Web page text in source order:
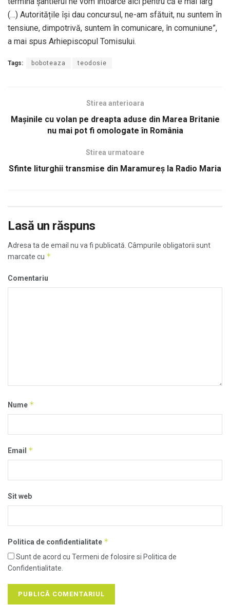
(…) Autoritățile își dau concursul, ne-am sfătuit, nu suntem în
tensiune, dimpotrivă, suntem în comunicare, în comuniune”,
a mai spus Arhiepiscopul Tomisului.
Tags: boboteaza teodosie
Stirea anterioara
Mașinile cu volan pe dreapta aduse din Marea Britanie
nu mai pot fi omologate în România
Stirea urmatoare
Sfinte liturghii transmise din Maramureş la Radio Maria
Lasă un răspuns
Adresa ta de email nu va fi publicată. Câmpurile obligatorii sunt
marcate cu *
Comentariu
Nume *
Email *
Sit web
Politica de confidentialitate *
Sunt de acord cu Termeni de folosire si Politica de
Confidentialitate.